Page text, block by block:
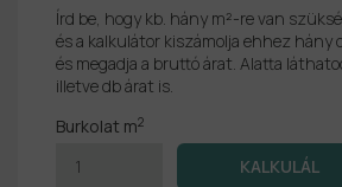
Írd be, hogy kb. hány m²-re van
és a kalkulátor kiszámolja ehhez hány
és megadja a bruttó árat. Alatta
illetve db árat is.
Burkolat m2